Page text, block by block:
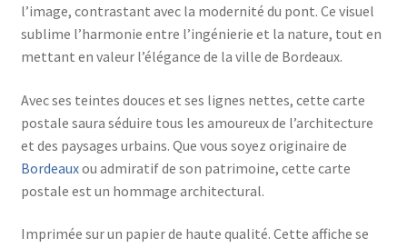
l’image, contrastant avec la modernité du pont. Ce visuel
sublime l’harmonie entre l’ingénierie et la nature, tout en
mettant en valeur l’élégance de la ville de Bordeaux.
Avec ses teintes douces et ses lignes nettes, cette carte
postale saura séduire tous les amoureux de l’architecture
et des paysages urbains. Que vous soyez originaire de
Bordeauxou admiratif de son patrimoine, cette carte
postale est un hommage architectural.
Imprimée sur un papier de haute qualité. Cette affiche se